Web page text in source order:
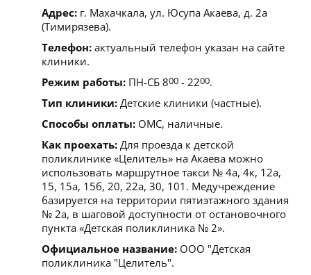
Адрес: г. Махачкала, ул. Юсупа Акаева, д. 2а
(Тимирязева).
Телефон: актуальный телефон указан на сайте
клиники.
Режим работы: ПН-СБ 800 - 2200.
Тип клиники: Детские клиники (частные).
Способы оплаты: ОМС, наличные.
Как проехать: Для проезда к детской
поликлинике «Целитель» на Акаева можно
использовать маршрутное такси № 4а, 4к, 12а,
15, 15а, 15б, 20, 22а, 30, 101. Медучреждение
базируется на территории пятиэтажного здания
№ 2а, в шаговой доступности от остановочного
пункта «Детская поликлиника № 2».
Официальное название: ООО "Детская
поликлиника "Целитель".